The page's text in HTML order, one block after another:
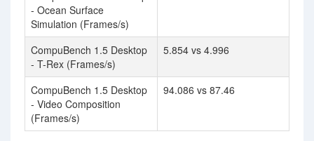
- Ocean Surface
Simulation (Frames/s)
CompuBench 1.5 Desktop
- T-Rex (Frames/s)
5.854 vs 4.996
CompuBench 1.5 Desktop
- Video Composition
(Frames/s)
94.086 vs 87.46